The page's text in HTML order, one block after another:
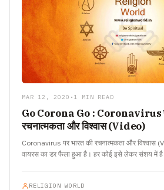
MAR 12, 2020 • 1 MIN READ
Go Corona Go : Coronavirus
रचनात्मकता और विश्वास (Video)
Coronavirus पर भारत की रचनात्मकता और विश्वास
वायरस का डर फैला हुआ है। हर कोई इसे लेकर संशय में है।
RELIGION WORLD